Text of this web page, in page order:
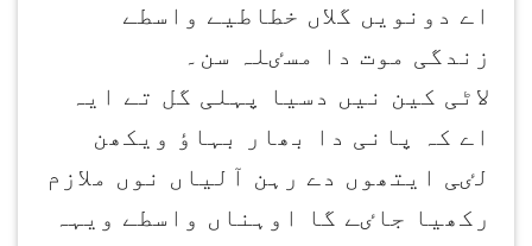
اے دونویں گلاں خطاطیے واسطے
زندگی موت دا مسٸلہ سن۔
لاٹی کین نیں دسیا پہلی گل تے ایہ
اے کہ پانی دا بھار بہاٶ ویکھن
لٸی ایتھوں دے رہن آلیاں نوں ملازم
رکھیا جاٸے گا اوہناں واسطے ویہہ